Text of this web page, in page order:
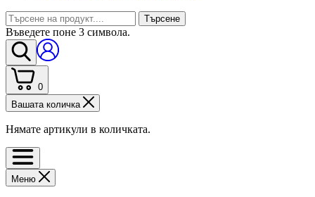
Търсене
Въведете поне 3 символа.
0
Вашата количка
Нямате артикули в количката.
Меню